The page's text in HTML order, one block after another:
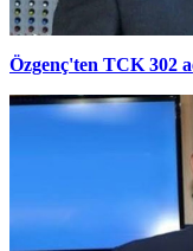
Özgenç'ten TCK 302